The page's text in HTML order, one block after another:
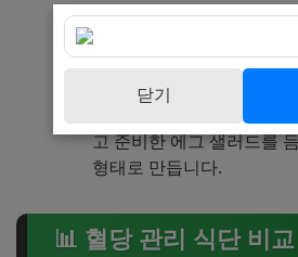
만드는 법:
삶은 계란은 잘게 으깬
그레인 머스터드를 약간
구운 통밀빵 위에 양상
고 준비한 에그 샐러드를
형태로 만듭니다.
📊 혈당 관리 식단 비
닫기